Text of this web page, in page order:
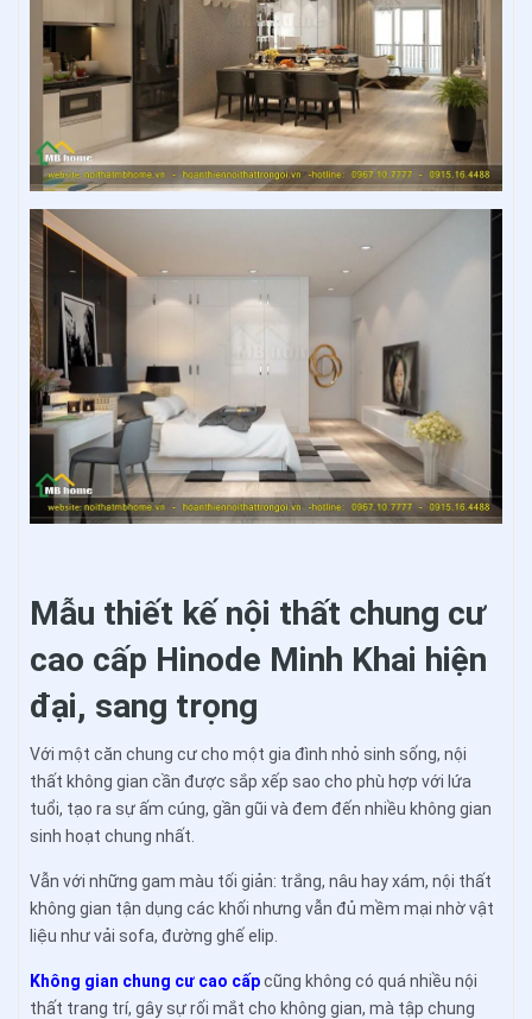
Mẫu thiết kế nội thất chung cư
cao cấp Hinode Minh Khai hiện
đại, sang trọng
Với một căn chung cư cho một gia đình nhỏ sinh sống, nội
thất không gian cần được sắp xếp sao cho phù hợp với lứa
tuổi, tạo ra sự ấm cúng, gần gũi và đem đến nhiều không gian
sinh hoạt chung nhất.
Vẫn với những gam màu tối giản: trắng, nâu hay xám, nội thất
không gian tận dụng các khối nhưng vẫn đủ mềm mại nhờ vật
liệu như vải sofa, đường ghế elip.
Không gian chung cư cao cấpcũng không có quá nhiều nội
thất trang trí, gây sự rối mắt cho không gian, mà tập chung